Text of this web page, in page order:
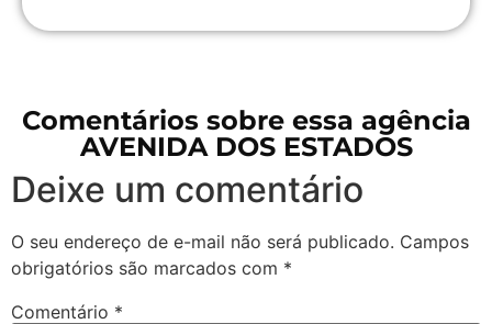
Comentários sobre essa agência
AVENIDA DOS ESTADOS
Deixe um comentário
O seu endereço de e-mail não será publicado. Campos
obrigatórios são marcados com *
Comentário *